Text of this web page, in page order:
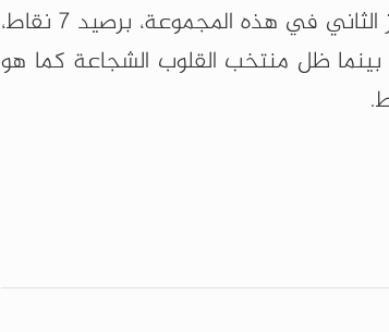
وبهذه النتيجة، يكون منتخب أسود أطلس قد حسم مكانه في المركز الثاني في هذه المجموعة، برصيد 7 نقاط،
بينما ظل منتخب القلوب الشجاعة كما هو